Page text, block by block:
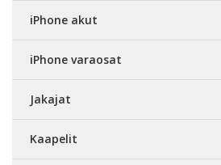
iPhone akut
iPhone varaosat
Jakajat
Kaapelit